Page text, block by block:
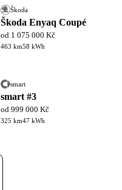
Škoda
Škoda Enyaq Coupé
od 1 075 000 Kč
463 km58 kWh
smart
smart #3
od 999 000 Kč
325 km47 kWh